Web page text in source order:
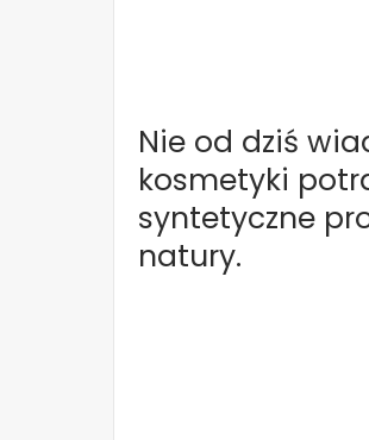
Nie od dziś
kosmetyki
syntetyczne
natury.